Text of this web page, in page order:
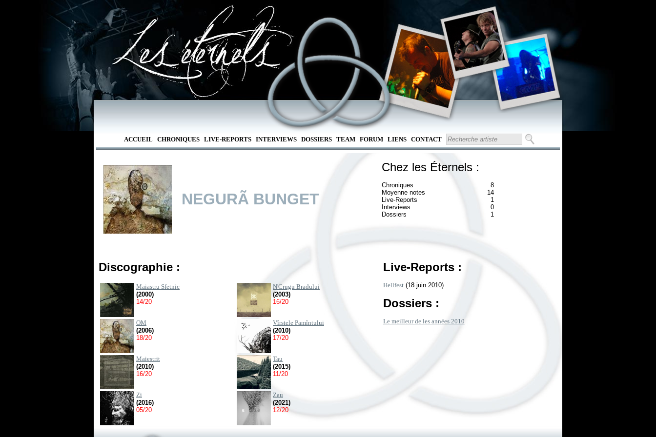
ACCUEIL CHRONIQUES LIVE-REPORTS INTERVIEWS DOSSIERS TEAM FORUM LIENS CONTACT
NEGURÃ BUNGET
Chez les Éternels :
Chroniques
8
Moyenne notes
14
Live-Reports
1
Interviews
0
Dossiers
1
Discographie :
Maiastru Sfetnic
(2000)
14/20
N'Crugu Bradului
(2003)
16/20
OM
(2006)
18/20
Vîrstele Pamîntului
(2010)
17/20
Maiestrit
(2010)
16/20
Tau
(2015)
11/20
Zi
(2016)
05/20
Zau
(2021)
12/20
Live-Reports :
Hellfest(18 juin 2010)
Dossiers :
Le meilleur de les années 2010